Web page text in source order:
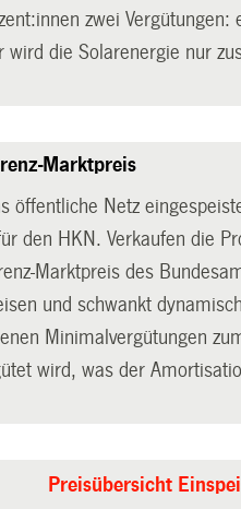
zwei
wird die Solarenergie nur
Marktpreis
öffentliche Netz
den HKN. Verkaufen die
Marktpreis des
und schwankt
Minimalvergütungen
wird, was der
Preisübersicht